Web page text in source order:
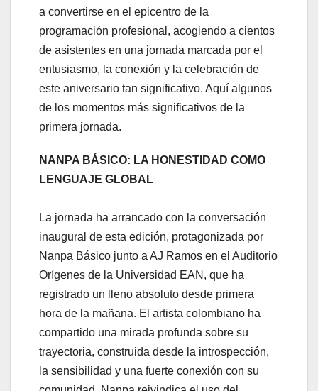
a convertirse en el epicentro de la
programación profesional, acogiendo a cientos
de asistentes en una jornada marcada por el
entusiasmo, la conexión y la celebración de
este aniversario tan significativo. Aquí algunos
de los momentos más significativos de la
primera jornada.
NANPA BÁSICO: LA HONESTIDAD COMO
LENGUAJE GLOBAL
La jornada ha arrancado con la conversación
inaugural de esta edición, protagonizada por
Nanpa Básico junto a AJ Ramos en el Auditorio
Orígenes de la Universidad EAN, que ha
registrado un lleno absoluto desde primera
hora de la mañana. El artista colombiano ha
compartido una mirada profunda sobre su
trayectoria, construida desde la introspección,
la sensibilidad y una fuerte conexión con su